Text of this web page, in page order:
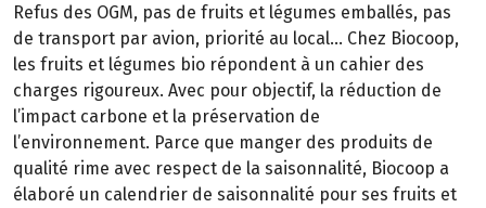
Refus des OGM, pas de fruits et légumes emballés, pas
de transport par avion, priorité au local… Chez Biocoop,
les fruits et légumes bio répondent à un cahier des
charges rigoureux. Avec pour objectif, la réduction de
l’impact carbone et la préservation de
l’environnement. Parce que manger des produits de
qualité rime avec respect de la saisonnalité, Biocoop a
élaboré un calendrier de saisonnalité pour ses fruits et